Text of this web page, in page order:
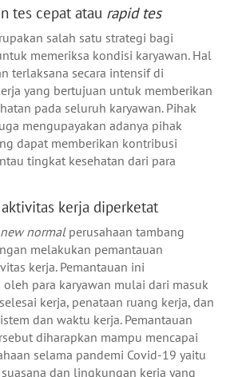
tes cepat atau rapid tes
salah satu strategi bagi
memeriksa kondisi karyawan. Hal
terlaksana secara intensif di
yang bertujuan untuk memberikan
pada seluruh karyawan. Pihak
mengupayakan adanya pihak
dapat memberikan kontribusi
tingkat kesehatan dari para
aktivitas kerja diperketat
new normalperusahaan tambang
melakukan pemantauan
kerja. Pemantauan ini
para karyawan mulai dari masuk
kerja, penataan ruang kerja, dan
dan waktu kerja. Pemantauan
diharapkan mampu mencapai
selama pandemi Covid-19 yaitu
dan lingkungan kerja yang